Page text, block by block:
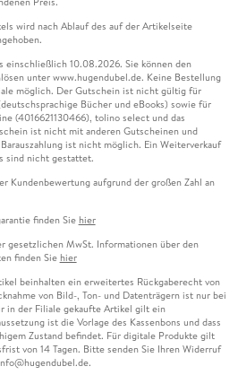
wird nach Ablauf des auf der Artikelseite
einschließlich 10.08.2026. Sie können den
unter www.hugendubel.de. Keine Bestellung
möglich. Der Gutschein ist nicht gültig für
Bücher und eBooks) sowie für
(4016621130466), tolino select und das
ist nicht mit anderen Gutscheinen und
ist nicht möglich. Ein Weiterverkauf
sind nicht gestattet.
Kundenbewertung aufgrund der großen Zahl an
finden Sie hier
gesetzlichen MwSt. Informationen über den
finden Sie hier
beinhalten ein erweitertes Rückgaberecht von
von Bild-, Ton- und Datenträgern ist nur bei
in der Filiale gekaufte Artikel gilt ein
ist die Vorlage des Kassenbons und dass
Zustand befindet. Für digitale Produkte gilt
von 14 Tagen. Bitte senden Sie Ihren Widerruf